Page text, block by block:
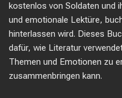
kostenlos von Soldaten und
und emotionale Lektüre,
hinterlassen wird. Dieses
dafür, wie Literatur
Themen und Emotionen zu
zusammenbringen kann.